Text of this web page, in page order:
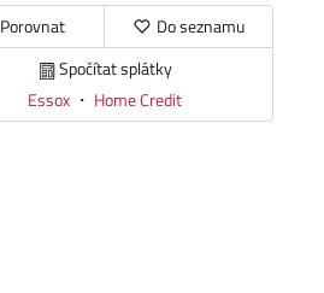
Porovnat
Do seznamu
Spočítat splátky
Essox ・ Home Credit